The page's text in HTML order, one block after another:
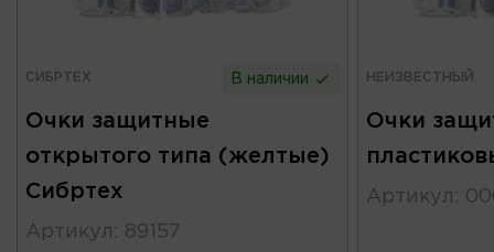
СИБРТЕХ В наличии
Очки защитные
открытого типа (желтые)
Сибртех
Артикул : 89157
НЕИЗВЕСТНЫЙ
Очки
Артикул :